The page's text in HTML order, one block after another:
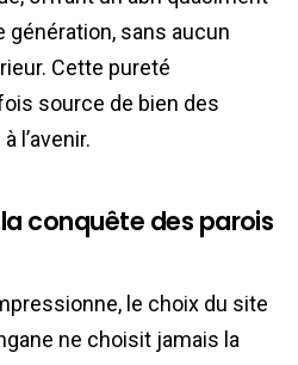
sans aucun
Cette pureté
source de bien des
l’avenir.
conquête des parois
le choix du site
ne choisit jamais la